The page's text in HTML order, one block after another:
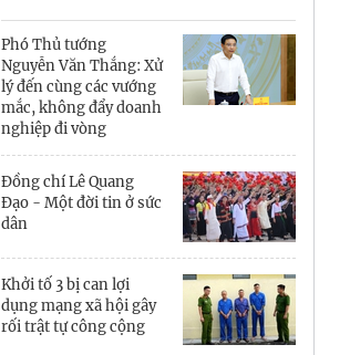
Cần Thơ
Điện Biên
Đà Nẵng
Đắk Lắk
Gia Lai
Phó Thủ tướng
Nguyễn Văn Thắng: Xử
lý đến cùng các vướng
mắc, không đẩy doanh
nghiệp đi vòng
Đồng chí Lê Quang
Đạo - Một đời tin ở sức
dân
Khởi tố 3 bị can lợi
dụng mạng xã hội gây
rối trật tự công cộng